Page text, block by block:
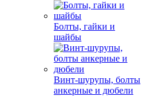
Болты, гайки и
шайбы
Винт-шурупы, болты
анкерные и дюбели